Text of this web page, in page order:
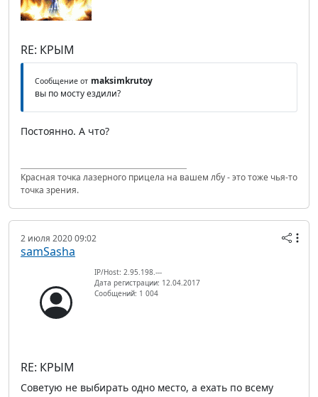
RE: КРЫМ
Сообщение от maksimkrutoy
вы по мосту ездили?
Постоянно. А что?
Красная точка лазерного прицела на вашем лбу - это тоже чья-то
точка зрения.
2 июля 2020 09:02
samSasha
IP/Host: 2.95.198.---
Дата регистрации: 12.04.2017
Сообщений: 1 004
RE: КРЫМ
Советую не выбирать одно место, а ехать по всему